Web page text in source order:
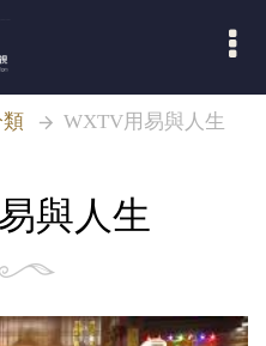
WXTV用易與人生
與人生